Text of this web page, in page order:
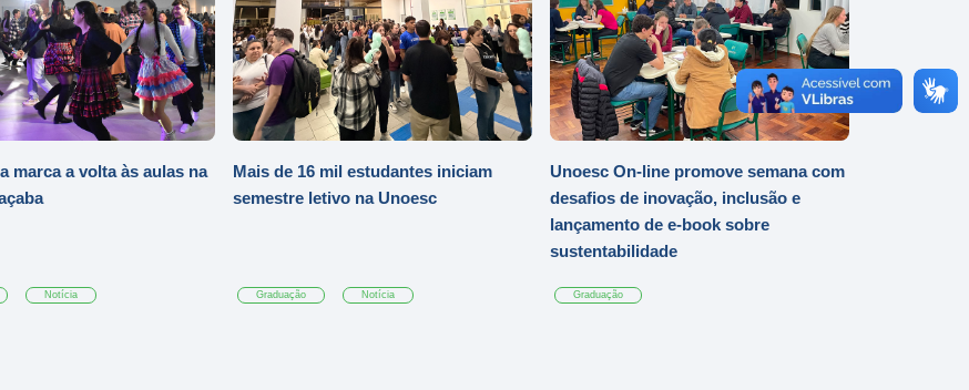
marca a volta às aulas na
Notícia
Mais de 16 mil estudantes iniciam
semestre letivo na Unoesc
Graduação Notícia
Unoesc On-line promove semana com
desafios de inovação, inclusão e
lançamento de e-book sobre
sustentabilidade
Graduação